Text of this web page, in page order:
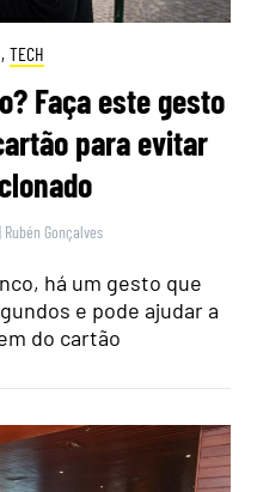
, TECH
Faça este gesto
para evitar
| Rubén Gonçalves
há um gesto que
e pode ajudar a
do cartão